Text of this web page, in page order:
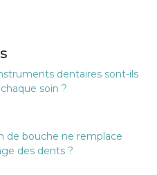
dentaires sont-ils
soin ?
de bouche ne remplace
des dents ?